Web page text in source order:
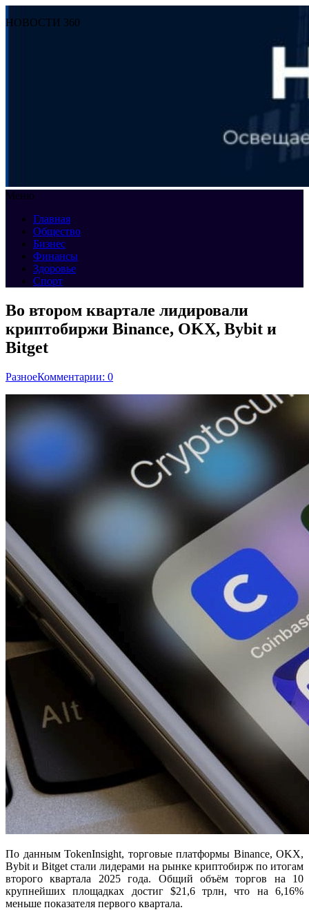
НОВОСТИ 360
Меню
Главная
Общество
Бизнес
Финансы
Здоровье
Спорт
Во втором квартале лидировали
криптобиржи Binance, OKX, Bybit и
Bitget
РазноеКомментарии: 0
По данным TokenInsight, торговые платформы Binance, OKX,
Bybit и Bitget стали лидерами на рынке криптобирж по итогам
второго квартала 2025 года. Общий объём торгов на 10
крупнейших площадках достиг $21,6 трлн, что на 6,16%
меньше показателя первого квартала.